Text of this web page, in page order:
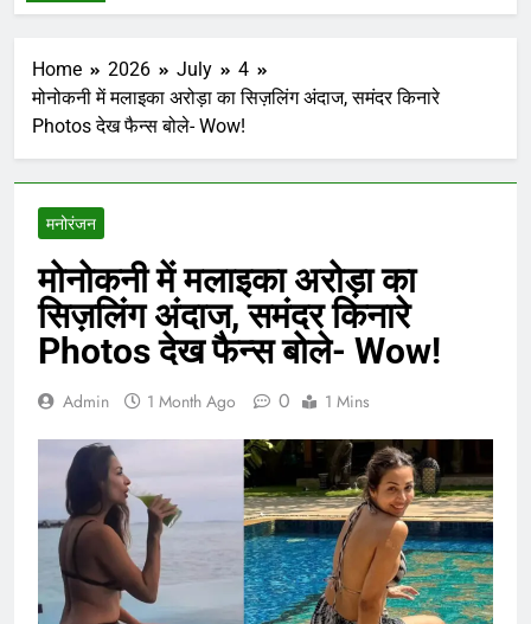
Home 2026 July
4
मोनोकनी में मलाइका अरोड़ा का सिज़लिंग अंदाज, समंदर किनारे
Photos देख फैन्स बोले- Wow!
मनोरंजन
मोनोकनी में मलाइका अरोड़ा का
सिज़लिंग अंदाज, समंदर किनारे
Photos देख फैन्स बोले- Wow!
Admin 1 Month Ago 0 1 Mins